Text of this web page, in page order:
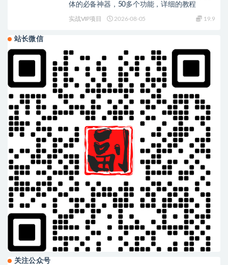
体的必备神器，50多个功能，详细的教程
实战VIP项目 2026-08-05 19.9
站长微信
关注公众号